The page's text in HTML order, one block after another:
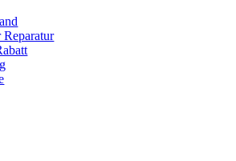
Reparatur